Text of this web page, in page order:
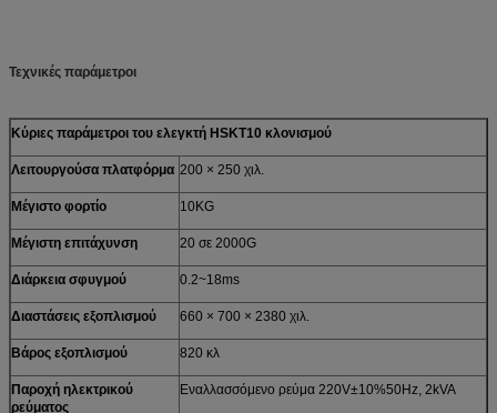
Τεχνικές παράμετροι
Κύριες παράμετροι του ελεγκτή HSKT10 κλονισμού
Λειτουργούσα πλατφόρμα 200 × 250 χιλ.
Μέγιστο φορτίο 10KG
Μέγιστη επιτάχυνση 20 σε 2000G
Διάρκεια σφυγμού 0.2~18ms
Διαστάσεις εξοπλισμού 660 × 700 × 2380 χιλ.
Βάρος εξοπλισμού 820 κλ
Παροχή ηλεκτρικού
ρεύματος
Εναλλασσόμενο ρεύμα 220V±10%50Hz, 2kVA